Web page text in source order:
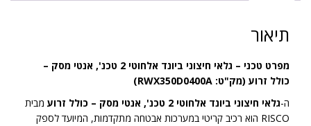
זרוע
תיאור
מפרט טכני – גלאי חיצוני ביונד אלחוטי 2 טכנ', אנטי מסק –
כולל זרוע (מק"ט: RWX350D0400A)
ה-גלאי חיצוני ביונד אלחוטי 2 טכנ', אנטי מסק – כולל זרוע
מבית
RISCO הוא רכיב קריטי במערכות אבטחה מתקדמות, המיועד לספק